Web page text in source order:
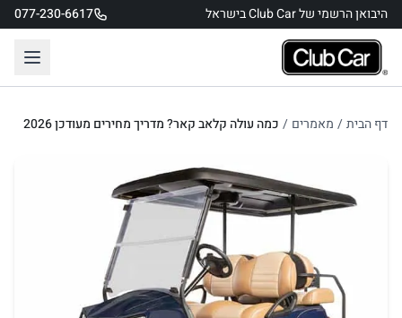
היבואן הרשמי של Club Car בישראל 077-230-6617
דף הבית/ מאמרים / כמה עולה קלאב קאר? מדריך מחירים מעודכן 2026